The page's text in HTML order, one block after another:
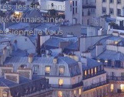
les situations
connaissance
vous